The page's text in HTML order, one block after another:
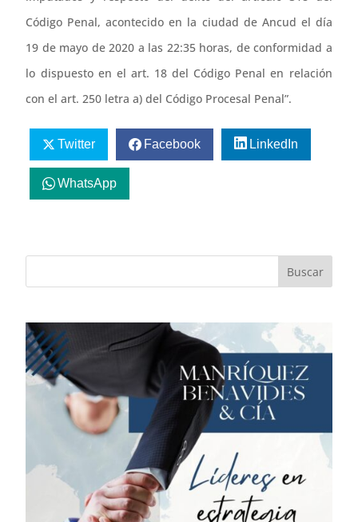
Código Penal, acontecido en la ciudad de Ancud el día
19 de mayo de 2020 a las 22:35 horas, de conformidad a
lo dispuesto en el art. 18 del Código Penal en relación
con el art. 250 letra a) del Código Procesal Penal”.
Twitter Facebook LinkedIn
WhatsApp